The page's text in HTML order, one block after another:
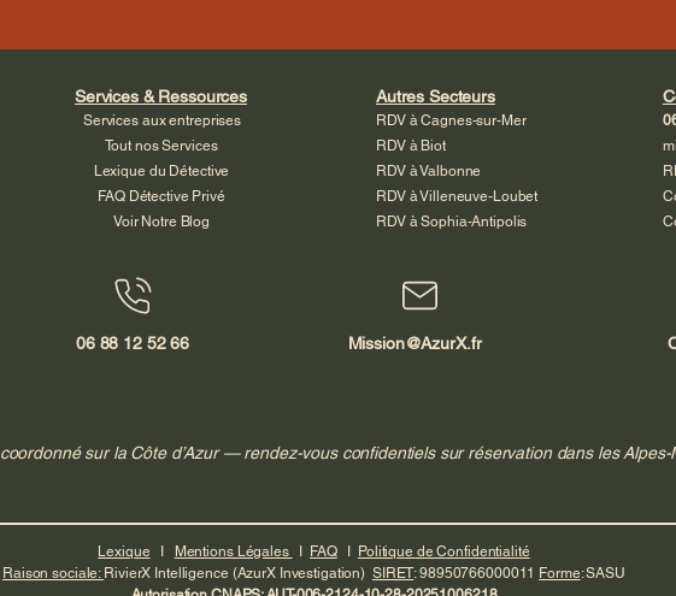
Services & Ressources
Services aux entreprises
Tout nos Services
Lexique du Détective
FAQ Détective Privé
Voir Notre Blog
Autres Secteurs
RDV à Cagnes-sur-Mer
RDV à Biot
RDV à Valbonne
RDV à Villeneuve-Loubet
RDV à Sophia-Antipolis
06 88 12 52 66 Mission@AzurX.fr
sur la Côte d’Azur — rendez-vous confidentiels sur réservation dans les Alpes-
Lexique Mentions Légales FAQI
Politique de Confidentialité
Raison sociale: RivierX Intelligence (AzurX Investigation) SIRET: 98950766000011 Forme: SASU